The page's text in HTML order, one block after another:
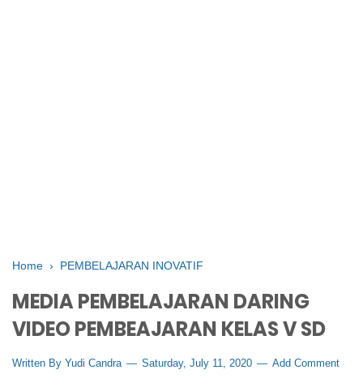
Home › PEMBELAJARAN INOVATIF
MEDIA PEMBELAJARAN DARING
VIDEO PEMBEAJARAN KELAS V SD
Written By Yudi Candra Saturday, July 11, 2020 Add Comment